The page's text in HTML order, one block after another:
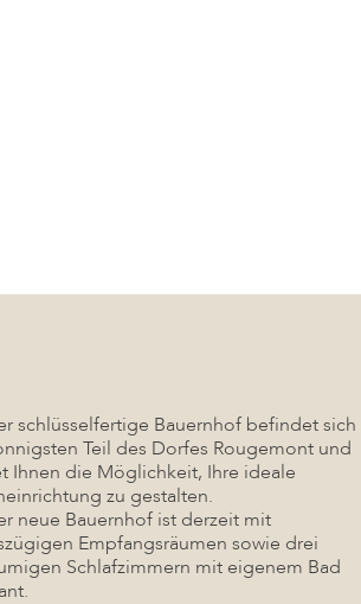
schlüsselfertige Bauernhof befindet sich
Teil des Dorfes Rougemont und
Ihnen die Möglichkeit, Ihre ideale
zu gestalten.
neue Bauernhof ist derzeit mit
Empfangsräumen sowie drei
Schlafzimmern mit eigenem Bad